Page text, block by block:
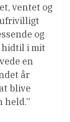
ventet og
og
hidtil i mit
en
år
blive
held.”